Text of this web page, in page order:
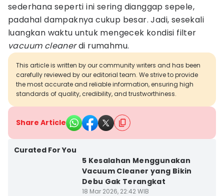
sederhana seperti ini sering dianggap sepele,
padahal dampaknya cukup besar. Jadi, sesekali
luangkan waktu untuk mengecek kondisi filter
vacuum cleanerdi rumahmu.
This article is written by our community writers and has been
carefully reviewed by our editorial team. We strive to provide
the most accurate and reliable information, ensuring high
standards of quality, credibility, and trustworthiness.
Share Article
Curated For You
5 Kesalahan Menggunakan
Vacuum Cleaner yang Bikin
Debu Gak Terangkat
18 Mar 2026, 22:42 WIB